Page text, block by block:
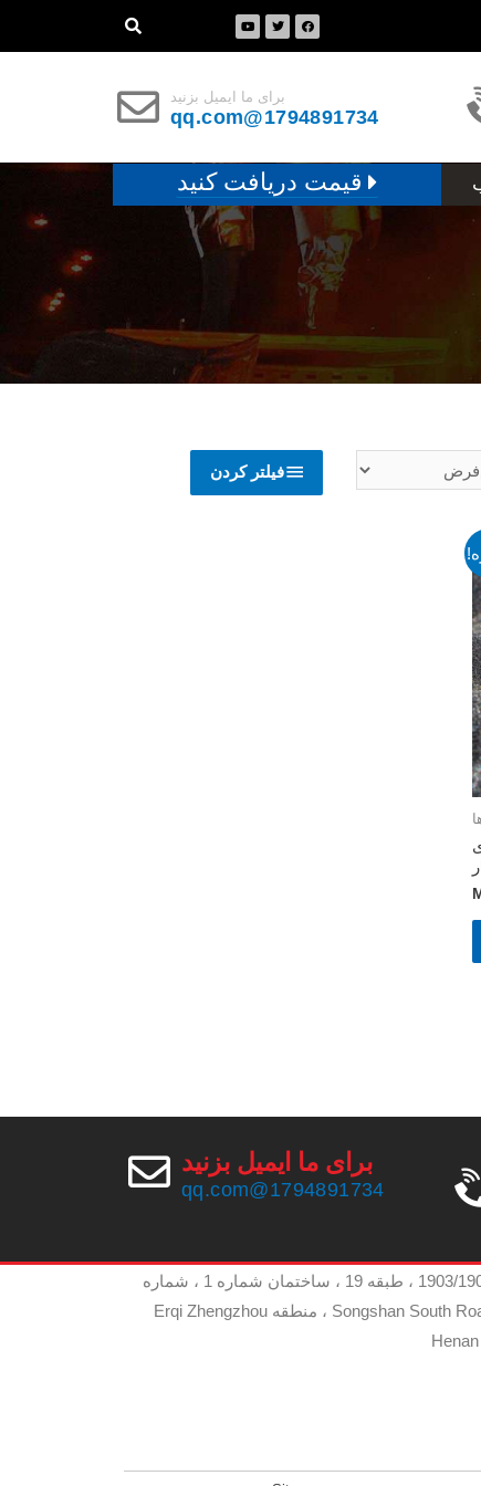
برای ما ایمیل بزنید
1794891734@qq.com
قیمت دریافت کنید
فیلتر کردن
برای
برای ما ایمیل بزنید
1794891734@qq.com ما
اتاق 1903/1904 ، طبقه 19 ، ساختمان شماره 1 ، شماره
262 Songshan South Road ، منطقه Erqi Zhengzhou